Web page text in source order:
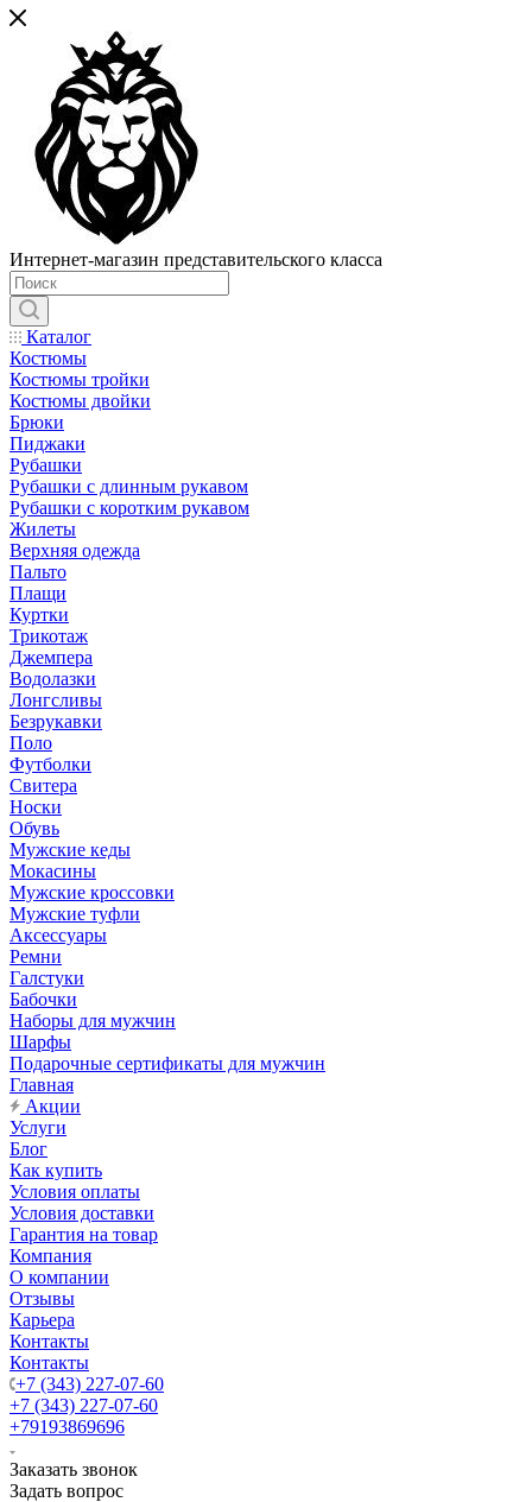
Интернет-магазин представительского класса
Каталог
Костюмы
Костюмы тройки
Костюмы двойки
Брюки
Пиджаки
Рубашки
Рубашки с длинным рукавом
Рубашки с коротким рукавом
Жилеты
Верхняя одежда
Пальто
Плащи
Куртки
Трикотаж
Джемпера
Водолазки
Лонгсливы
Безрукавки
Поло
Футболки
Свитера
Носки
Обувь
Мужские кеды
Мокасины
Мужские кроссовки
Мужские туфли
Аксессуары
Ремни
Галстуки
Бабочки
Наборы для мужчин
Шарфы
Подарочные сертификаты для мужчин
Главная
Акции
Услуги
Блог
Как купить
Условия оплаты
Условия доставки
Гарантия на товар
Компания
О компании
Отзывы
Карьера
Контакты
Контакты
+7 (343) 227-07-60
+7 (343) 227-07-60
+79193869696
Заказать звонок
Задать вопрос